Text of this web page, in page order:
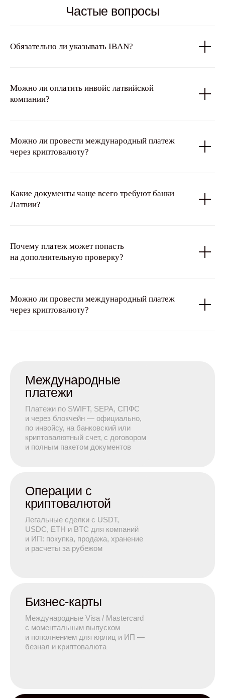
Частые вопросы
Обязательно ли указывать IBAN?
Можно ли оплатить инвойс латвийской
компании?
Можно ли провести международный платеж
через криптовалюту?
Какие документы чаще всего требуют банки
Латвии?
Почему платеж может попасть
на дополнительную проверку?
Можно ли провести международный платеж
через криптовалюту?
Международные
платежи
Платежи по SWIFT, SEPA, СПФС
и через блокчейн — официально,
по инвойсу, на банковский или
криптовалютный счет, с договором
и полным пакетом документов
Операции с
криптовалютой
Легальные сделки с USDT,
USDC, ETH и BTC для компаний
и ИП: покупка, продажа, хранение
и расчеты за рубежом
Бизнес-карты
Международные Visa / Mastercard
с моментальным выпуском
и пополнением для юрлиц и ИП —
безнал и криптовалюта